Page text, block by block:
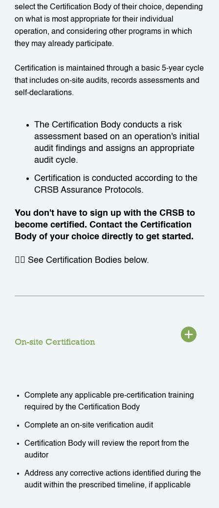
select the Certification Body of their choice, depending
on what is most appropriate for their individual
operation, and considering other programs in which
they may already participate.
Certification is maintained through a basic 5-year cycle
that includes on-site audits, records assessments and
self-declarations.
The Certification Body conducts a risk
assessment based on an operation's initial
audit findings and assigns an appropriate
audit cycle.
Certification is conducted according to the
CRSB Assurance Protocols.
You don't have to sign up with the CRSB to
become certified. Contact the Certification
Body of your choice directly to get started.
👇🏼 See Certification Bodies below.
On-site Certification
Complete any applicable pre-certification training
required by the Certification Body
Complete an on-site verification audit
Certification Body will review the report from the
auditor
Address any corrective actions identified during the
audit within the prescribed timeline, if applicable